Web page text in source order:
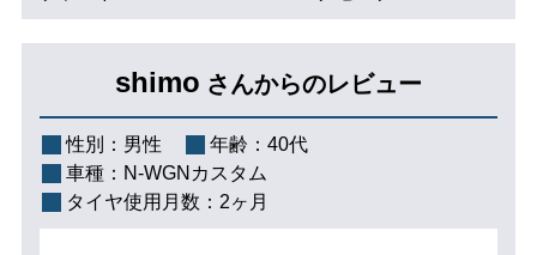
shimo さんからのレビュー
性別： 男性 年齢： 40代
車種： N-WGNカスタム
タイヤ使用月数： 2ヶ月